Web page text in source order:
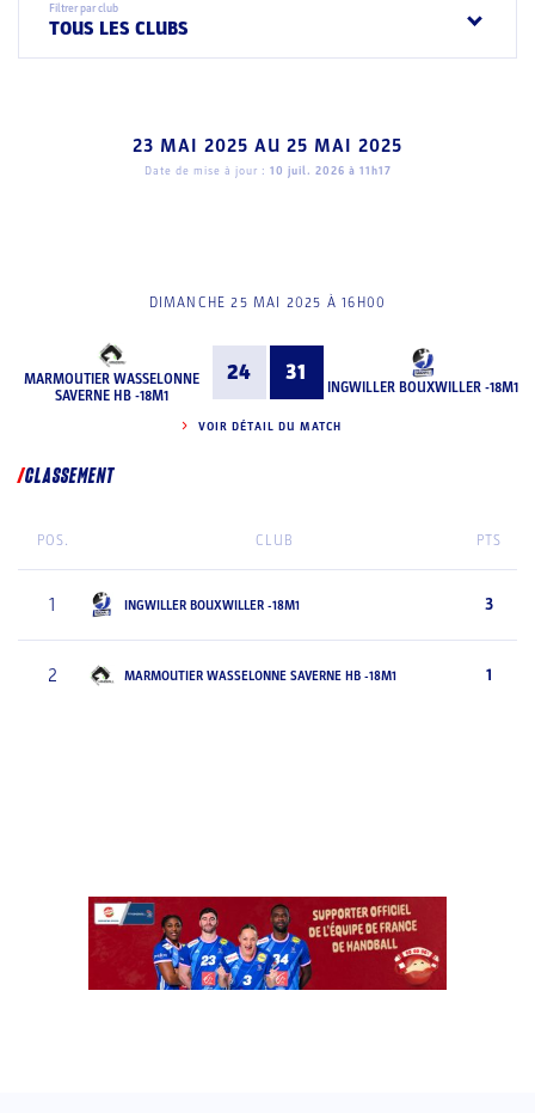
Filtrer par club
TOUS LES CLUBS
23 MAI 2025 AU 25 MAI 2025
Date de mise à jour : 10 juil. 2026 à 11h17
DIMANCHE 25 MAI 2025 À 16H00
MARMOUTIER WASSELONNE
SAVERNE HB -18M1
24 31
INGWILLER BOUXWILLER -18M1
VOIR DÉTAIL DU MATCH
CLASSEMENT
POS. CLUB PTS
1 INGWILLER BOUXWILLER -18M1 3
2 MARMOUTIER WASSELONNE SAVERNE HB -18M1 1